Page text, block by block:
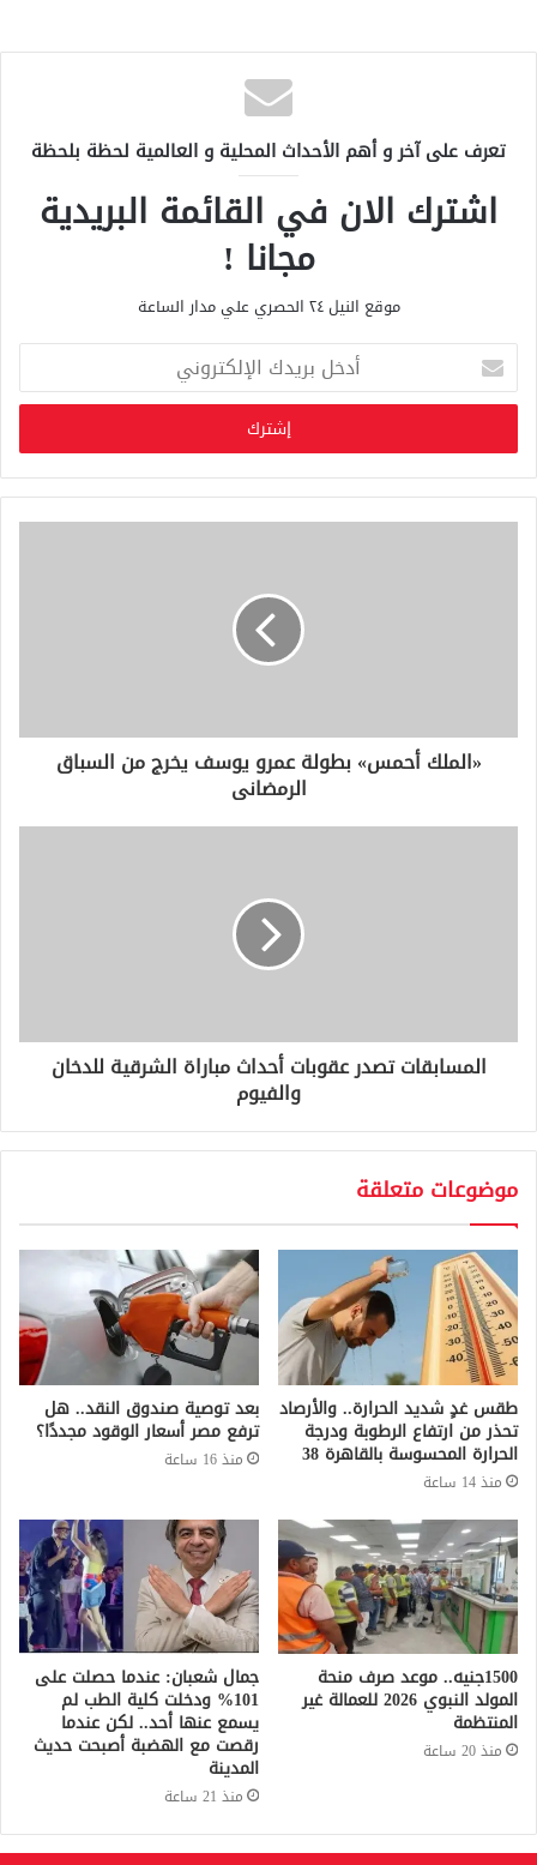
تعرف على آخر و أهم الأحداث المحلية و العالمية لحظة بلحظة
اشترك الان في القائمة البريدية
مجانا !
موقع النيل ٢٤ الحصري علي مدار الساعة
خ
ب
ر
ي
د
ر
«الملك أحمس» بطولة عمرو يوسف يخرج من السباق
الرمضانى
المسابقات تصدر عقوبات أحداث مباراة الشرقية للدخان
والفيوم
موضوعات متعلقة
طقس غدٍ شديد الحرارة.. والأرصاد
تحذر من ارتفاع الرطوبة ودرجة
الحرارة المحسوسة بالقاهرة 38
منذ 14 ساعة
بعد توصية صندوق النقد.. هل
ترفع مصر أسعار الوقود مجددًا؟
منذ 16 ساعة
1500جنيه.. موعد صرف منحة
المولد النبوي 2026 للعمالة غير
المنتظمة
منذ 20 ساعة
جمال شعبان: عندما حصلت على
101% ودخلت كلية الطب لم
يسمع عنها أحد.. لكن عندما
رقصت مع الهضبة أصبحت حديث
المدينة
منذ 21 ساعة